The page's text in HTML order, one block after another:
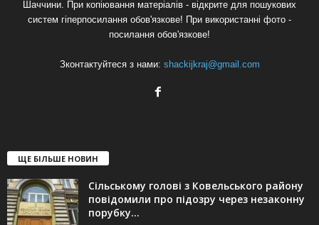
Шаччини. При копіювання матеріалів - відкрите для пошукових
систем гіперпосилання обов'язкове! При використанні фото -
посилання обов'язкове!
Зконтактуйтеся з нами: shackijkraj@gmail.com
ЩЕ БІЛЬШЕ НОВИН
Сільському голові з Ковельського району
повідомили про підозру через незаконну
порубку...